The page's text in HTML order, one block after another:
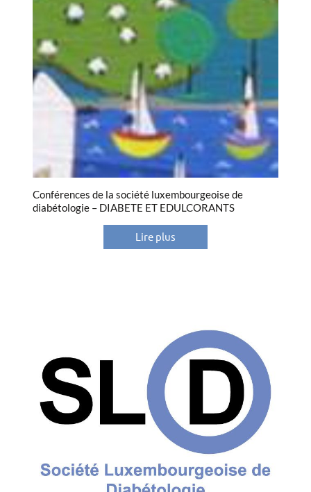
Conférences de la société luxembourgeoise de
diabétologie – DIABETE ET EDULCORANTS
Lire plus